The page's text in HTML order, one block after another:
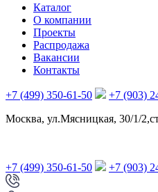
Каталог
О компании
Проекты
Распродажа
Вакансии
Контакты
+7 (499) 350-61-50 +7 (903)
Москва, ул.Мясницкая, 30/1/
+7 (499) 350-61-50 +7 (903)